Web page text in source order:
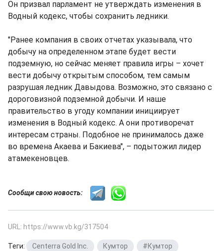
Он призвал парламент не утверждать изменения в
Водный кодекс, чтобы сохранить ледники.
"Ранее компания в своих отчетах указывала, что
добычу на определенном этапе будет вести
подземную, но сейчас меняет правила игры – хочет
вести добычу открытым способом, тем самым
разрушая ледник Давыдова. Возможно, это связано с
дороговизной подземной добычи. И наше
правительство в угоду компании инициирует
изменения в Водный кодекс. А они противоречат
интересам страны. Подобное не принималось даже
во времена Акаева и Бакиева", – подытожил лидер
атамекеновцев.
Сообщи свою новость:
URL: https://www.vb.kg/317504
Теги: Centerra Gold Inc. Кумтор #Кумтор